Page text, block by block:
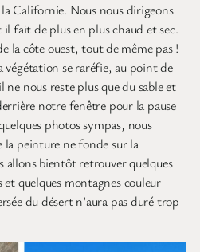
Californie. Nous nous dirigeons
fait de plus en plus chaud et sec.
la côte ouest, tout de même pas !
végétation se raréfie, au point de
nous reste plus que du sable et
notre fenêtre pour la pause
photos sympas, nous
la peinture ne fonde sur la
allons bientôt retrouver quelques
quelques montagnes couleur
du désert n’aura pas duré trop